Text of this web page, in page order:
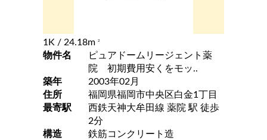
1K / 24.18m 2
物件名
ピュアドームリージェント薬
院 初期費用安くをモッ..
築年
2003年02月
住所
福岡県福岡市中央区白金1丁目
最寄駅
西鉄天神大牟田線 薬院 駅 徒歩
2分
構造
鉄筋コンクリート造